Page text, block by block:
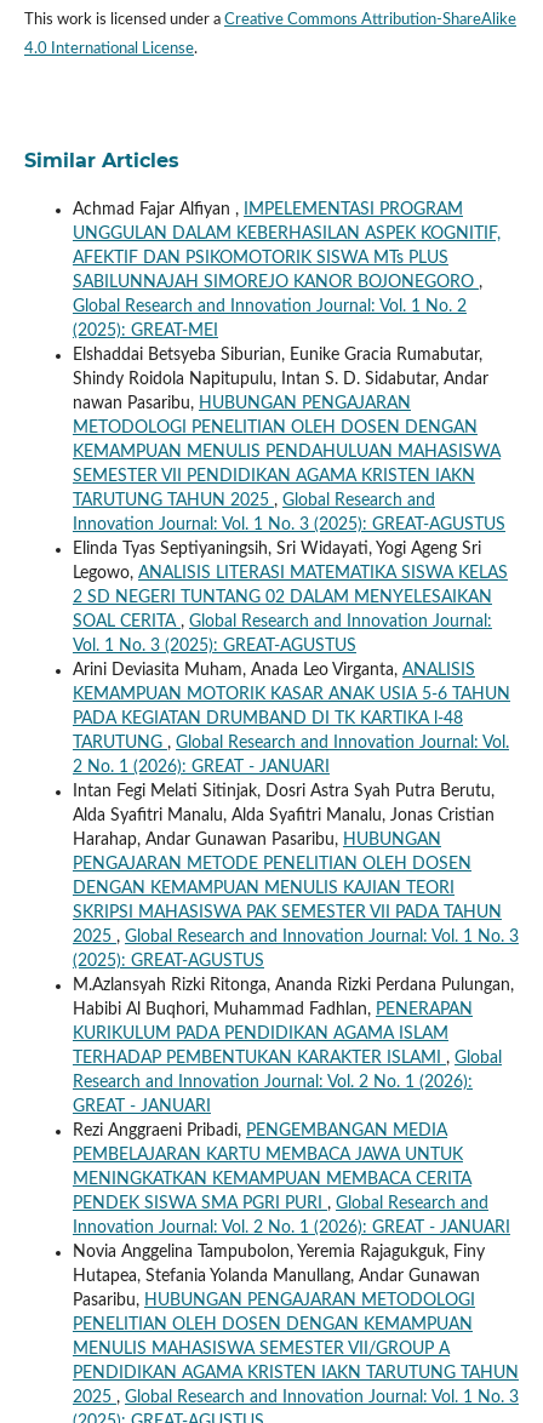
This work is licensed under a Creative Commons Attribution-ShareAlike
4.0 International License.
Similar Articles
Achmad Fajar Alfiyan ,
IMPELEMENTASI PROGRAM
UNGGULAN DALAM KEBERHASILAN ASPEK KOGNITIF,
AFEKTIF DAN PSIKOMOTORIK SISWA MTs PLUS
SABILUNNAJAH SIMOREJO KANOR BOJONEGORO ,
Global Research and Innovation Journal: Vol. 1 No. 2
(2025): GREAT-MEI
Elshaddai Betsyeba Siburian, Eunike Gracia Rumabutar,
Shindy Roidola Napitupulu, Intan S. D. Sidabutar, Andar
nawan Pasaribu, HUBUNGAN PENGAJARAN
METODOLOGI PENELITIAN OLEH DOSEN DENGAN
KEMAMPUAN MENULIS PENDAHULUAN MAHASISWA
SEMESTER VII PENDIDIKAN AGAMA KRISTEN IAKN
TARUTUNG TAHUN 2025 , Global Research and
Innovation Journal: Vol. 1 No. 3 (2025): GREAT-AGUSTUS
Elinda Tyas Septiyaningsih, Sri Widayati, Yogi Ageng Sri
Legowo, ANALISIS LITERASI MATEMATIKA SISWA KELAS
2 SD NEGERI TUNTANG 02 DALAM MENYELESAIKAN
SOAL CERITA , Global Research and Innovation Journal:
Vol. 1 No. 3 (2025): GREAT-AGUSTUS
Arini Deviasita Muham, Anada Leo Virganta, ANALISIS
KEMAMPUAN MOTORIK KASAR ANAK USIA 5-6 TAHUN
PADA KEGIATAN DRUMBAND DI TK KARTIKA l-48
TARUTUNG , Global Research and Innovation Journal: Vol.
2 No. 1 (2026): GREAT - JANUARI
Intan Fegi Melati Sitinjak, Dosri Astra Syah Putra Berutu,
Alda Syafitri Manalu, Alda Syafitri Manalu, Jonas Cristian
Harahap, Andar Gunawan Pasaribu, HUBUNGAN
PENGAJARAN METODE PENELITIAN OLEH DOSEN
DENGAN KEMAMPUAN MENULIS KAJIAN TEORI
SKRIPSI MAHASISWA PAK SEMESTER VII PADA TAHUN
2025 , Global Research and Innovation Journal: Vol. 1 No. 3
(2025): GREAT-AGUSTUS
M.Azlansyah Rizki Ritonga, Ananda Rizki Perdana Pulungan,
Habibi Al Buqhori, Muhammad Fadhlan, PENERAPAN
KURIKULUM PADA PENDIDIKAN AGAMA ISLAM
TERHADAP PEMBENTUKAN KARAKTER ISLAMI , Global
Research and Innovation Journal: Vol. 2 No. 1 (2026):
GREAT - JANUARI
Rezi Anggraeni Pribadi, PENGEMBANGAN MEDIA
PEMBELAJARAN KARTU MEMBACA JAWA UNTUK
MENINGKATKAN KEMAMPUAN MEMBACA CERITA
PENDEK SISWA SMA PGRI PURI , Global Research and
Innovation Journal: Vol. 2 No. 1 (2026): GREAT - JANUARI
Novia Anggelina Tampubolon, Yeremia Rajagukguk, Finy
Hutapea, Stefania Yolanda Manullang, Andar Gunawan
Pasaribu, HUBUNGAN PENGAJARAN METODOLOGI
PENELITIAN OLEH DOSEN DENGAN KEMAMPUAN
MENULIS MAHASISWA SEMESTER VII/GROUP A
PENDIDIKAN AGAMA KRISTEN IAKN TARUTUNG TAHUN
2025 , Global Research and Innovation Journal: Vol. 1 No. 3